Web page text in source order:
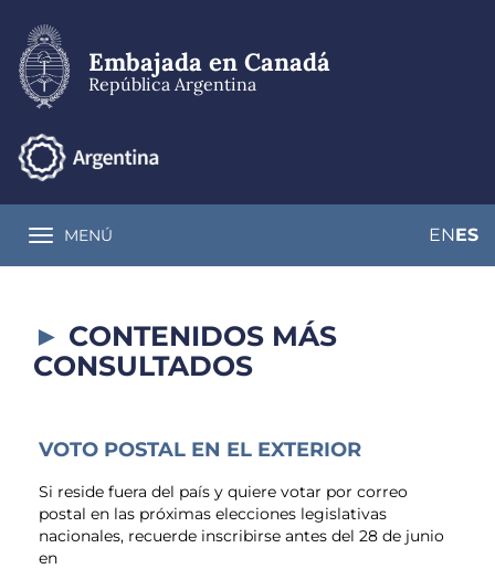
contenido
principal
Embajada en Canadá
República Argentina
Toggle navigation
MENÚ ENES
CONTENIDOS MÁS
CONSULTADOS
VOTO POSTAL EN EL EXTERIOR
Si reside fuera del país y quiere votar por correo
postal en las próximas elecciones legislativas
nacionales, recuerde inscribirse antes del 28 de junio
en